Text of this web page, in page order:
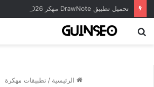
الرئيسية / تطبيقات مهكرة